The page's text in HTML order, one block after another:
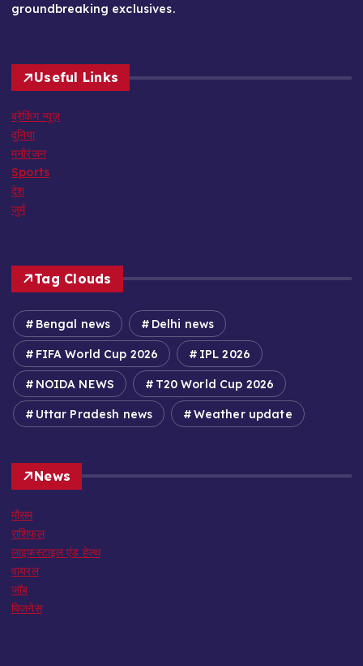
groundbreaking exclusives.
Useful Links
ब्रेकिंग न्यूज़
दुनिया
मनोरंजन
Sports
देश
जुर्म
Tag Clouds
Bengal news Delhi news
FIFA World Cup 2026 IPL 2026
NOIDA NEWS T20 World Cup 2026
Uttar Pradesh news Weather update
News
मौसम
राशिफल
लाइफस्टाइल एंड हेल्थ
वायरल
जॉब
बिजनेस